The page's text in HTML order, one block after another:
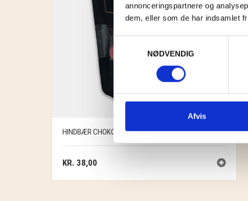
annonceringspartnere og
dem, eller som de har indsamlet
NØDVENDIG
Afvis
HINDBÆR CHOKO-LAKRIDS
KR. 38,00